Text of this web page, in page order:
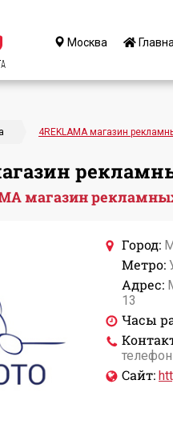
Москва
4REKLAMA магазин
магазин
Город:
Метро:
Адрес:
13
Часы
телефон
Сайт: